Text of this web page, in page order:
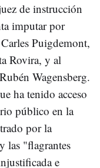
de instrucción
imputar por
Puigdemont,
Rovira, y al
Wagensberg.
ha tenido acceso
público en la
por la
las "flagrantes
e